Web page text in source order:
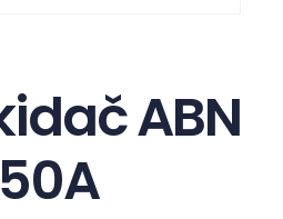
ABN